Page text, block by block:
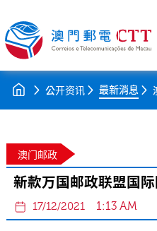
公开资讯 最新消息
澳门邮政
新款万国邮政联盟国
17/12/2021 1:13 AM